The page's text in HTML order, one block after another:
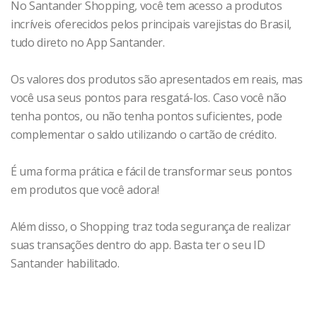
No Santander Shopping, você tem acesso a produtos
incríveis oferecidos pelos principais varejistas do Brasil,
tudo direto no App Santander.
Os valores dos produtos são apresentados em reais, mas
você usa seus pontos para resgatá-los. Caso você não
tenha pontos, ou não tenha pontos suficientes, pode
complementar o saldo utilizando o cartão de crédito.
É uma forma prática e fácil de transformar seus pontos
em produtos que você adora!
Além disso, o Shopping traz toda segurança de realizar
suas transações dentro do app. Basta ter o seu ID
Santander habilitado.